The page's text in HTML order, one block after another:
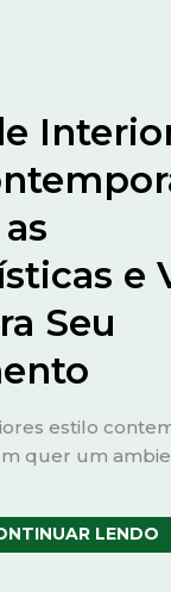
e
Seu
estilo
quer um
LENDO